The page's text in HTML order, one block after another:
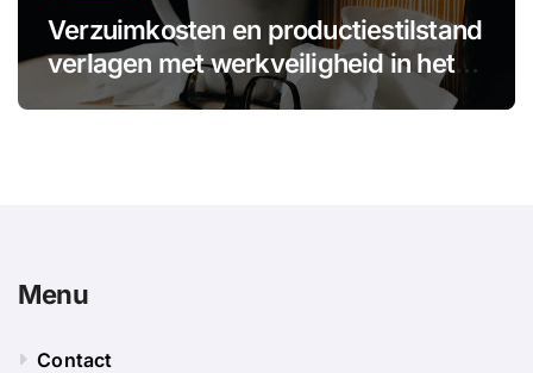
Verzuimkosten en productiestilstand
verlagen met werkveiligheid in het
MKB
Menu
Contact